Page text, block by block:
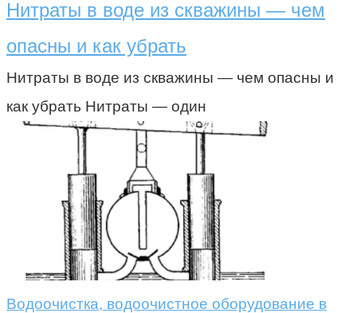
Нитраты в воде из скважины — чем
опасны и как убрать
Нитраты в воде из скважины — чем опасны и
как убрать Нитраты — один
Водоочистка, водоочистное оборудование в